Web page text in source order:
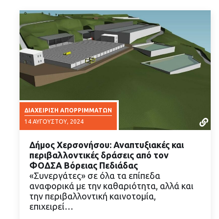
ΔΙΑΧΕΊΡΙΣΗ ΑΠΟΡΡΙΜΜΆΤΩΝ
14 ΑΥΓΟΎΣΤΟΥ, 2024
ΔΙΑΒΑΣΤΕ ΠΕΡΙΣΣΟΤΕΡΑ
Δήμος Χερσονήσου: Αναπτυξιακές και
περιβαλλοντικές δράσεις από τον
ΦΟΔΣΑ Βόρειας Πεδιάδας
«Συνεργάτες» σε όλα τα επίπεδα
αναφορικά με την καθαριότητα, αλλά και
την περιβαλλοντική καινοτομία,
επιχειρεί…